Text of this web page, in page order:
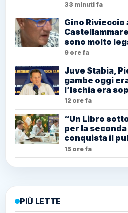
33 minuti fa
Gino Rivieccio
sono molto
9 ore fa
Juve Stabia,
gambe oggi
l’Ischia era
12 ore fa
“Un Libro
per la
conquista il
15 ore fa
PIÙ LETTE